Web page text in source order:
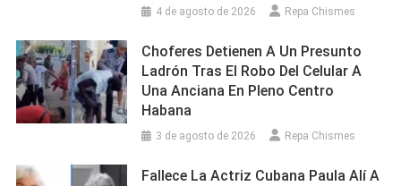
4 de agosto de 2026 Repa Chismes
Choferes Detienen A Un Presunto
Ladrón Tras El Robo Del Celular A
Una Anciana En Pleno Centro
Habana
3 de agosto de 2026 Repa Chismes
Fallece La Actriz Cubana Paula Alí A